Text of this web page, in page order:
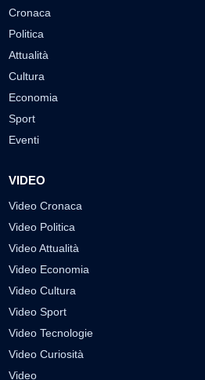
Cronaca
Politica
Attualità
Cultura
Economia
Sport
Eventi
VIDEO
Video Cronaca
Video Politica
Video Attualità
Video Economia
Video Cultura
Video Sport
Video Tecnologie
Video Curiosità
Video